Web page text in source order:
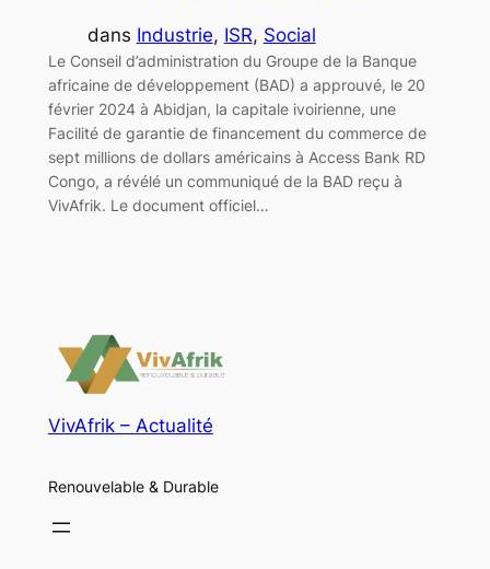
dans Industrie, ISR, Social
Le Conseil d’administration du Groupe de la Banque
africaine de développement (BAD) a approuvé, le 20
février 2024 à Abidjan, la capitale ivoirienne, une
Facilité de garantie de financement du commerce de
sept millions de dollars américains à Access Bank RD
Congo, a révélé un communiqué de la BAD reçu à
VivAfrik. Le document officiel…
VivAfrik – Actualité
Renouvelable & Durable